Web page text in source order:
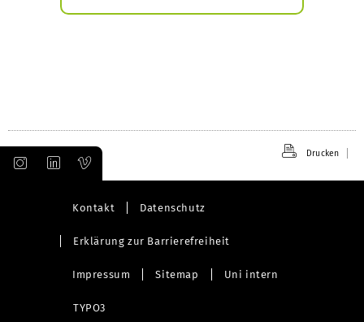
Drucken
Kontakt Datenschutz
Erklärung zur Barrierefreiheit
Impressum Sitemap Uni intern
TYPO3